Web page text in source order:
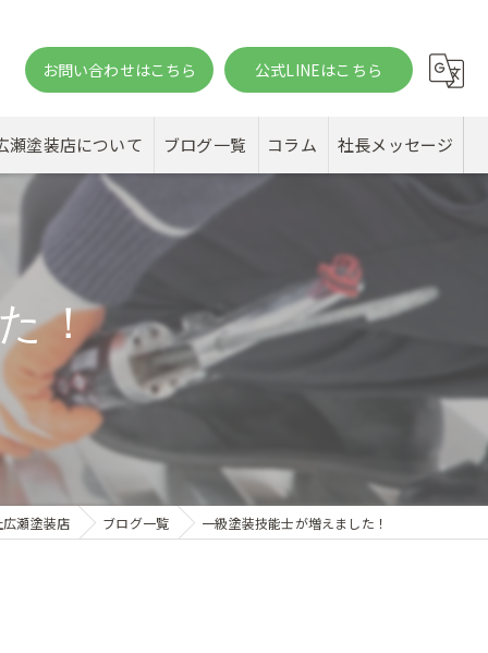
お問い合わせはこちら 公式LINEはこちら
瀬塗装店について ブログ一覧 コラム 社長メッセージ
！
瀬塗装店 ブログ一覧 一級塗装技能士が増えました！